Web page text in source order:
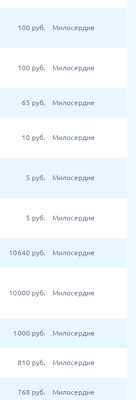
100 руб. Милосердие
100 руб. Милосердие
65 руб. Милосердие
10 руб. Милосердие
5 руб. Милосердие
5 руб. Милосердие
10 640 руб. Милосердие
10 000 руб. Милосердие
1 000 руб. Милосердие
810 руб. Милосердие
768 руб. Милосердие